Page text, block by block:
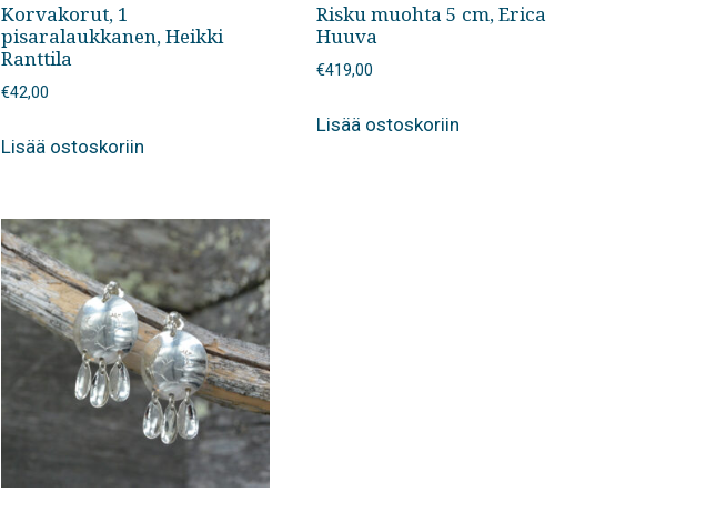
Korvakorut, 1
pisaralaukkanen, Heikki
Ranttila
€42,00
Lisää ostoskoriin
Risku muohta 5 cm, Erica
Huuva
€419,00
Lisää ostoskoriin